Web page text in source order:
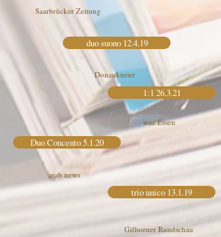
Saarbrücker Zeitung
duo suono 12.4.19
Donaukurier
1:1 26.3.21
waz Essen
Duo Concento 5.1.20
arab news
trio unico 13.1.19
Gifhorner Rundschau